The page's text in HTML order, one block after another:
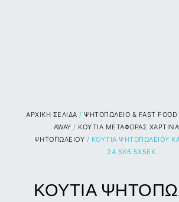
ΑΡΧΙΚΉ ΣΕΛΊΔΑ / ΨΗΤΟΠΩΛΕΙΟ & FAST FOOD
AWAY / ΚΟΥΤΙΑ ΜΕΤΑΦΟΡΑΣ ΧΑΡΤΙΝΑ
ΨΗΤΟΠΩΛΕΙΟΥ / ΚΟΥΤΙΑ ΨΗΤΟΠΩΛΕΙΟΥ
24.5Χ6.5Χ5ΕΚ.
ΚΟΥΤΙΑ